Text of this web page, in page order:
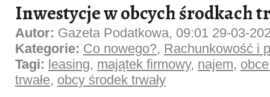
Inwestycje w obcych środkach
Autor: Gazeta Podatkowa, 09:01 29-03-
Kategorie: Co nowego?, Rachunkowość i
Tagi: leasing, majątek firmowy, najem,
trwałe, obcy środek trwały